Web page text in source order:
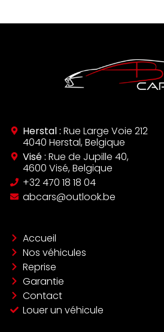
Herstal : Rue Large Voie 212
4040 Herstal, Belgique
Visé : Rue de Jupille 40,
4600 Visé, Belgique
‪+32 470 18 18 04‬
abcars@outlook.be
Accueil
Nos véhicules
Reprise
Garantie
Contact
Louer un véhicule